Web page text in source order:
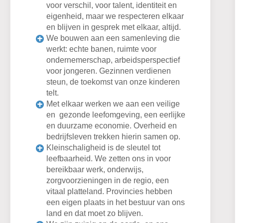
voor verschil, voor talent, identiteit en
eigenheid, maar we respecteren elkaar
en blijven in gesprek met elkaar, altijd.
We bouwen aan een samenleving die
werkt: echte banen, ruimte voor
ondernemerschap, arbeidsperspectief
voor jongeren. Gezinnen verdienen
steun, de toekomst van onze kinderen
telt.
Met elkaar werken we aan een veilige
en gezonde leefomgeving, een eerlijke
en duurzame economie. Overheid en
bedrijfsleven trekken hierin samen op.
Kleinschaligheid is de sleutel tot
leefbaarheid. We zetten ons in voor
bereikbaar werk, onderwijs,
zorgvoorzieningen in de regio, een
vitaal platteland. Provincies hebben
een eigen plaats in het bestuur van ons
land en dat moet zo blijven.